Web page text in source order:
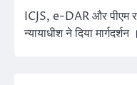
ICJS, e-DAR और पीएम
न्यायाधीश ने दिया मार्गदर्शन ।